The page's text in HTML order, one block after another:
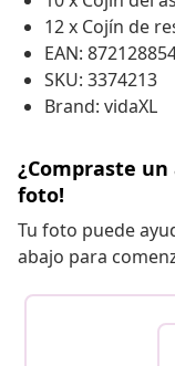
12 x Cojín de
EAN:
SKU: 3374213
Brand: vidaXL
¿Compraste
foto!
Tu foto puede
abajo para